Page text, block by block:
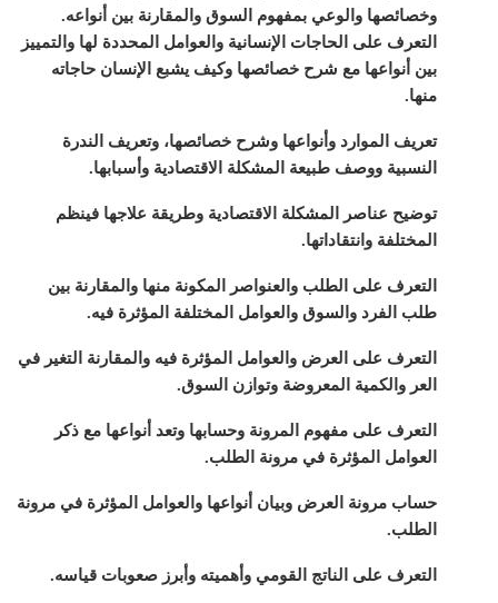
وخصائصها والوعي بمفهوم السوق والمقارنة بين أنواعه.
التعرف على الحاجات الإنسانية والعوامل المحددة لها والتمييز
بين أنواعها مع شرح خصائصها وكيف يشبع الإنسان حاجاته
منها.
تعريف الموارد وأنواعها وشرح خصائصها، وتعريف الندرة
النسبية ووصف طبيعة المشكلة الاقتصادية وأسبابها.
توضيح عناصر المشكلة الاقتصادية وطريقة علاجها فينظم
المختلفة وانتقاداتها.
التعرف على الطلب والعنواصر المكونة منها والمقارنة بين
طلب الفرد والسوق والعوامل المختلفة المؤثرة فيه.
التعرف على العرض والعوامل المؤثرة فيه والمقارنة التغير في
العر والكمية المعروضة وتوازن السوق.
التعرف على مفهوم المرونة وحسابها وتعد أنواعها مع ذكر
العوامل المؤثرة في مرونة الطلب.
حساب مرونة العرض وبيان أنواعها والعوامل المؤثرة في مرونة
الطلب.
التعرف على الناتج القومي وأهميته وأبرز صعوبات قياسه.